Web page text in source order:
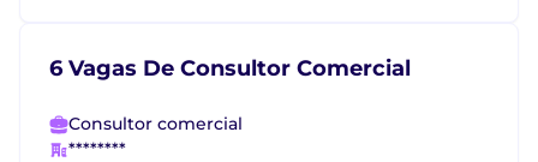
6 Vagas De Consultor Comercial
Consultor comercial
********